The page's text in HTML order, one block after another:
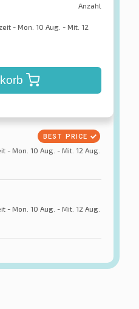
Anzahl
- Mon. 10 Aug. - Mit. 12
Mon. 10 Aug. - Mit. 12 Aug.
Mon. 10 Aug. - Mit. 12 Aug.